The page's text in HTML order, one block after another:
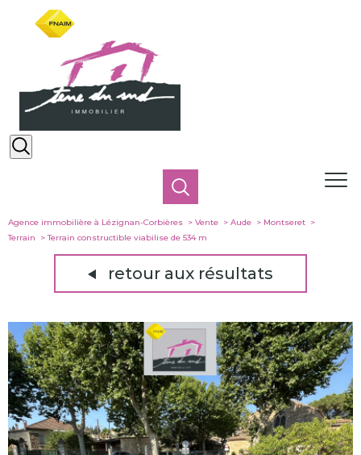
Agence immobilière à Lézignan-Corbières Vente Aude
Montseret
Terrain
Terrain constructible viabilise de 534 m
retour aux résultats